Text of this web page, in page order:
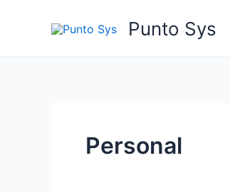
Punto Sys
Personal